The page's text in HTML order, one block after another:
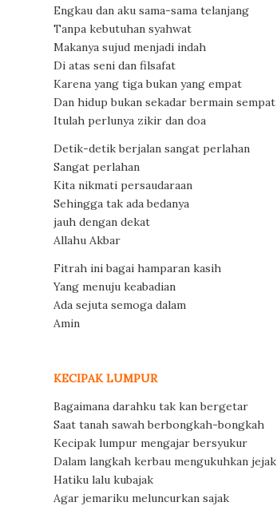
Engkau dan aku sama-sama telanjang
Tanpa kebutuhan syahwat
Makanya sujud menjadi indah
Di atas seni dan filsafat
Karena yang tiga bukan yang empat
Dan hidup bukan sekadar bermain sempat
Itulah perlunya zikir dan doa
Detik-detik berjalan sangat perlahan
Sangat perlahan
Kita nikmati persaudaraan
Sehingga tak ada bedanya
jauh dengan dekat
Allahu Akbar
Fitrah ini bagai hamparan kasih
Yang menuju keabadian
Ada sejuta semoga dalam
Amin
KECIPAK LUMPUR
Bagaimana darahku tak kan bergetar
Saat tanah sawah berbongkah-bongkah
Kecipak lumpur mengajar bersyukur
Dalam langkah kerbau mengukuhkan jejak
Hatiku lalu kubajak
Agar jemariku meluncurkan sajak